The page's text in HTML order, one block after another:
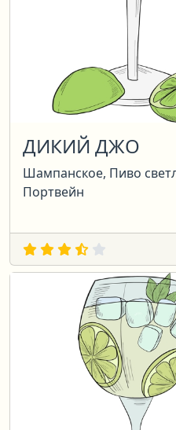
ДИКИЙ ДЖО
Шампанское, Пиво
Портвейн